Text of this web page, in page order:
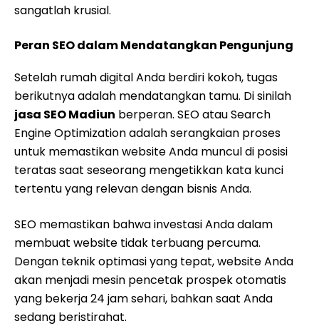
sangatlah krusial.
Peran SEO dalam Mendatangkan Pengunjung
Setelah rumah digital Anda berdiri kokoh, tugas
berikutnya adalah mendatangkan tamu. Di sinilah
jasa SEO Madiun berperan. SEO atau Search
Engine Optimization adalah serangkaian proses
untuk memastikan website Anda muncul di posisi
teratas saat seseorang mengetikkan kata kunci
tertentu yang relevan dengan bisnis Anda.
SEO memastikan bahwa investasi Anda dalam
membuat website tidak terbuang percuma.
Dengan teknik optimasi yang tepat, website Anda
akan menjadi mesin pencetak prospek otomatis
yang bekerja 24 jam sehari, bahkan saat Anda
sedang beristirahat.